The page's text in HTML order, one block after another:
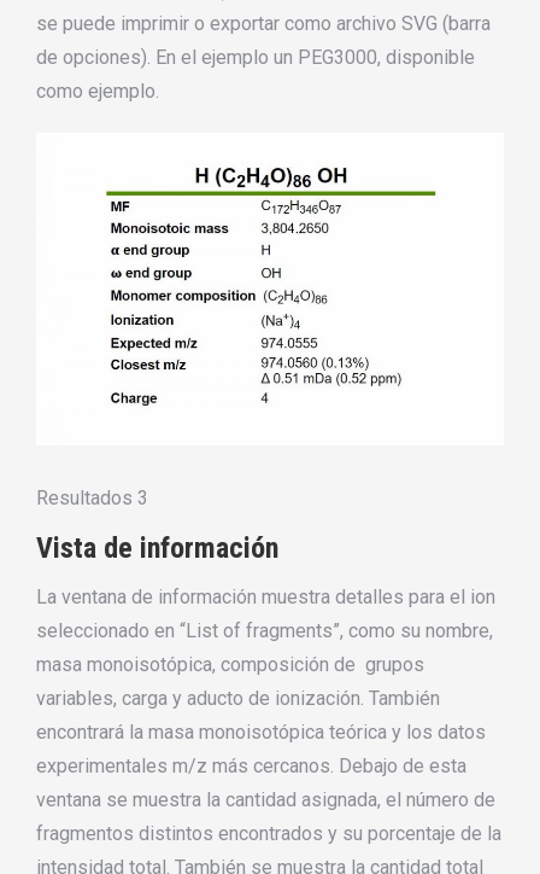
se puede imprimir o exportar como archivo SVG (barra
de opciones). En el ejemplo un PEG3000, disponible
como ejemplo.
Resultados 3
Vista de información
La ventana de información muestra detalles para el ion
seleccionado en “List of fragments”, como su nombre,
masa monoisotópica, composición de grupos
variables, carga y aducto de ionización. También
encontrará la masa monoisotópica teórica y los datos
experimentales m/z más cercanos. Debajo de esta
ventana se muestra la cantidad asignada, el número de
fragmentos distintos encontrados y su porcentaje de la
intensidad total. También se muestra la cantidad total